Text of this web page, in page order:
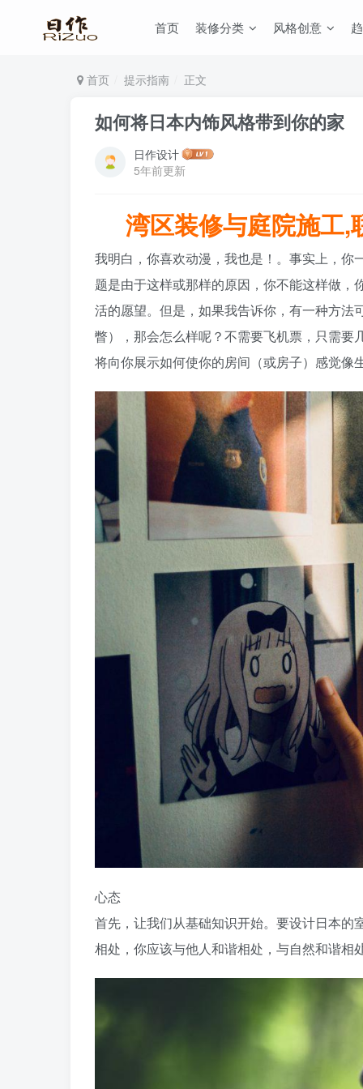
首页 装修分类 风格创意
首页 提示指南 正文
如何将日本内饰风格带到你的家
日作设计
5年前更新
湾区装修与庭院施工
我明白，你喜欢动漫，我也是！。事实上，
题是由于这样或那样的原因，你不能这样做
活的愿望。但是，如果我告诉你，有一种方
瞥），那会怎么样呢？不需要飞机票，只需
将向你展示如何使你的房间（或房子）感觉像
心态
首先，让我们从基础知识开始。要设计日本
相处，你应该与他人和谐相处，与自然和谐